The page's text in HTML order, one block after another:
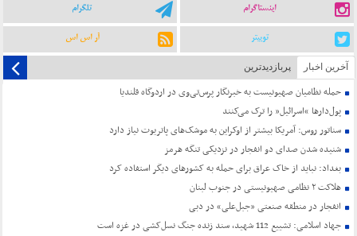
اینستاگرام تلگرام
توییتر آر اس اس
آخرین اخبار پربازدیدترین
حمله نظامیان صهیونیست به خبرنگار پرس‌تی‌وی در اردوگاه قلندیا
پول‌دارها “اسرائیل” را ترک می‌کنند
سناتور روس: آمریکا بیشتر از اوکراین به موشک‌های پاتریوت نیاز دارد
شنیده شدن صدای دو انفجار در نزدیکی تنگه هرمز
بغداد: نباید از خاک عراق برای حمله به کشورهای دیگر استفاده کرد
هلاکت ۲ نظامی صهیونیستی در جنوب لبنان
انفجار در منطقه صنعتی «جبل‌علی» در دبی
جهاد اسلامی: تشییع 112 شهید، سند زنده جنگ نسل‌کشی در غزه است